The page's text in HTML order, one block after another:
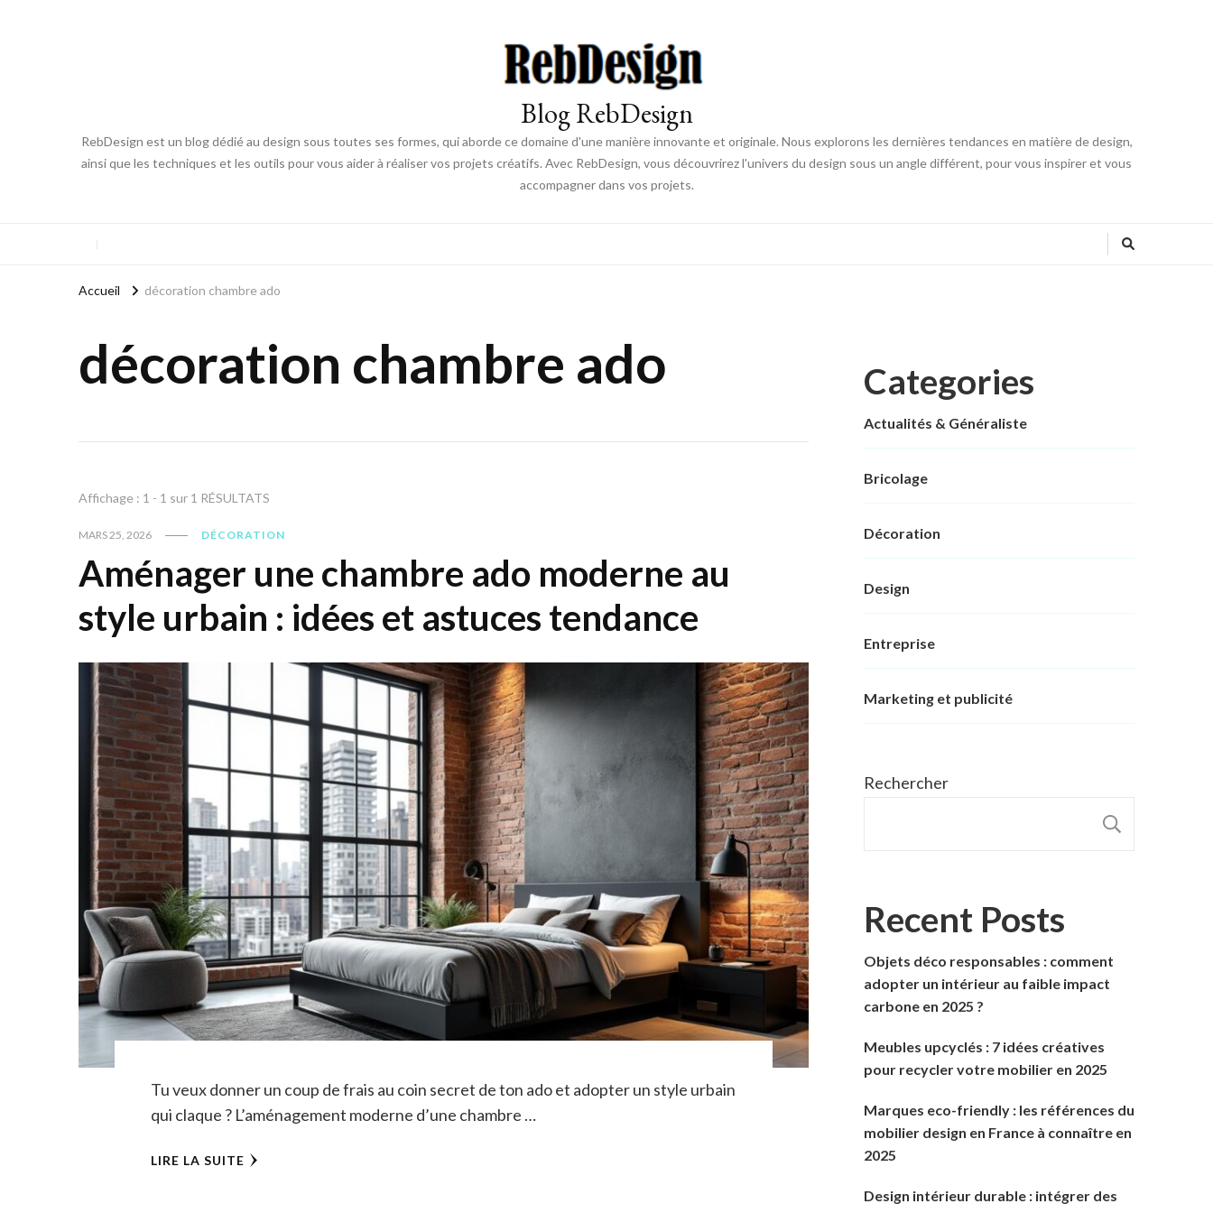
Blog RebDesign
RebDesign est un blog dédié au design sous toutes ses formes, qui aborde ce domaine d'une manière innovante et originale. Nous explorons les dernières tendances en matière de design,
ainsi que les techniques et les outils pour vous aider à réaliser vos projets créatifs. Avec RebDesign, vous découvrirez l'univers du design sous un angle différent, pour vous inspirer et vous
accompagner dans vos projets.
Accueil décoration chambre ado
décoration chambre ado
Affichage : 1 - 1 sur 1 RÉSULTATS
MARS 25, 2026 DÉCORATION
Aménager une chambre ado moderne au
style urbain : idées et astuces tendance
Tu veux donner un coup de frais au coin secret de ton ado et adopter un style urbain
qui claque ? L’aménagement moderne d’une chambre …
LIRE LA SUITE
Categories
Actualités & Généraliste
Bricolage
Décoration
Design
Entreprise
Marketing et publicité
Rechercher
Recent Posts
Objets déco responsables : comment
adopter un intérieur au faible impact
carbone en 2025 ?
Meubles upcyclés : 7 idées créatives
pour recycler votre mobilier en 2025
Marques eco-friendly : les références du
mobilier design en France à connaître en
2025
Design intérieur durable : intégrer des